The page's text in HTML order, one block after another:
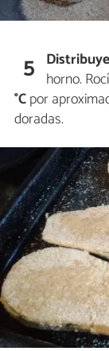
5 horno.
°Cpor
doradas.